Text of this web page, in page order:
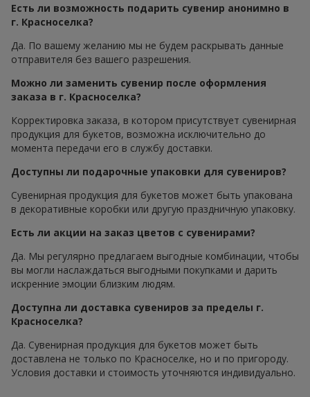
Есть ли возможность подарить сувенир анонимно в
г. Красноселка?
Да. По вашему желанию мы не будем раскрывать данные
отправителя без вашего разрешения.
Можно ли заменить сувенир после оформления
заказа в г. Красноселка?
Корректировка заказа, в котором присутствует сувенирная
продукция для букетов, возможна исключительно до
момента передачи его в службу доставки.
Доступны ли подарочные упаковки для сувениров?
Сувенирная продукция для букетов может быть упакована
в декоративные коробки или другую праздничную упаковку.
Есть ли акции на заказ цветов с сувенирами?
Да. Мы регулярно предлагаем выгодные комбинации, чтобы
вы могли наслаждаться выгодными покупками и дарить
искренние эмоции близким людям.
Доступна ли доставка сувениров за пределы г.
Красноселка?
Да. Сувенирная продукция для букетов может быть
доставлена не только по Красноселке, но и по пригороду.
Условия доставки и стоимость уточняются индивидуально.